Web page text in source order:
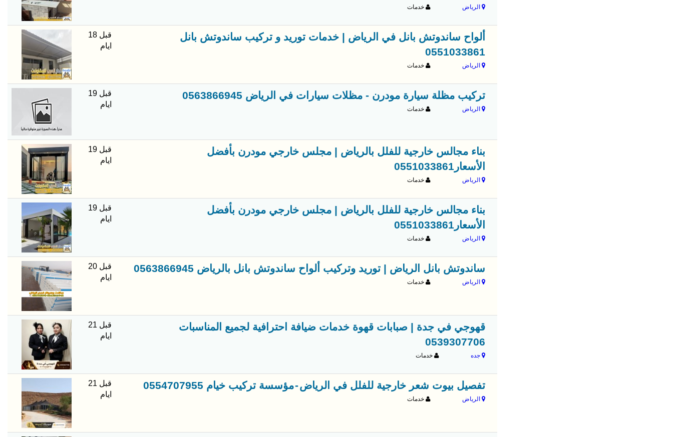
الرياض خدمات
ألواح ساندوتش بانل في الرياض | خدمات توريد و تركيب ساندوتش بانل
0551033861
الرياض خدمات
قبل 18
ايام
تركيب مظلة سيارة مودرن - مظلات سيارات في الرياض 0563866945
الرياض خدمات
قبل 19
ايام
بناء مجالس خارجية للفلل بالرياض | مجلس خارجي مودرن بأفضل
الأسعار0551033861
الرياض خدمات
قبل 19
ايام
بناء مجالس خارجية للفلل بالرياض | مجلس خارجي مودرن بأفضل
الأسعار0551033861
الرياض خدمات
قبل 19
ايام
ساندوتش بانل الرياض | توريد وتركيب ألواح ساندوتش بانل بالرياض 0563866945
الرياض خدمات
قبل 20
ايام
قهوجي في جدة | صبابات قهوة خدمات ضيافة احترافية لجميع المناسبات
0539307706
جده خدمات
قبل 21
ايام
تفصيل بيوت شعر خارجية للفلل في الرياض - مؤسسة تركيب خيام 0554707955
الرياض خدمات
قبل 21
ايام